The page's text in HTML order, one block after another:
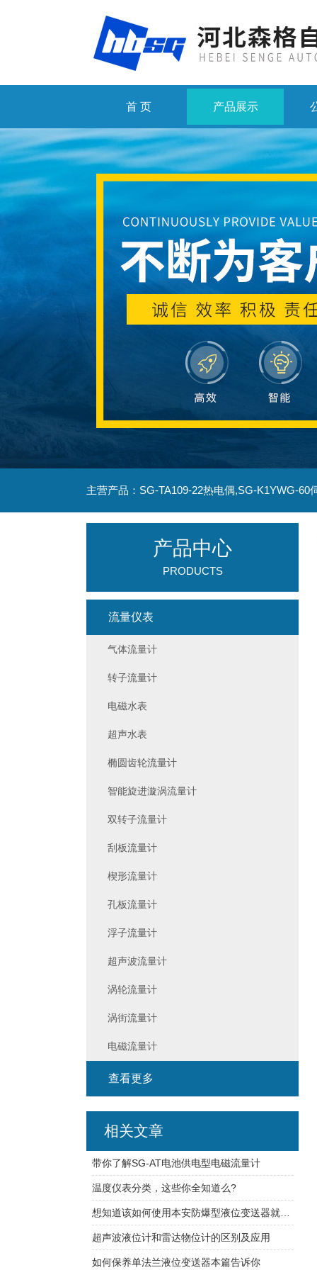
首 页 产品展示
产品中心
PRODUCTS
流量仪表
气体流量计
转子流量计
电磁水表
超声水表
椭圆齿轮流量计
智能旋进漩涡流量计
双转子流量计
刮板流量计
楔形流量计
孔板流量计
浮子流量计
超声波流量计
涡轮流量计
涡街流量计
电磁流量计
查看更多
相关文章
带你了解SG-AT电池供电型电磁流量计
温度仪表分类，这些你全知道么?
想知道该如何使用本安防爆型液位变送器就看看本篇吧
超声波液位计和雷达物位计的区别及应用
如何保养单法兰液位变送器本篇告诉你